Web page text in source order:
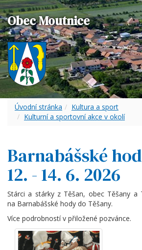
Obec Moutnice
Úvodní stránka
Kultura a sport
Kulturní a sportovní akce v okolí
Barnabášské
12. - 14. 6. 2026
Stárci a stárky z Těšan, obec Těšany a
na Barnabášské hody do Těšany.
Více podrobností v přiložené pozvánce.